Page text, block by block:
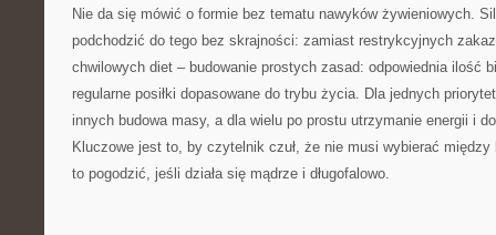
Nie da się mówić o formie bez tematu nawyków żywieniowych.
podchodzić do tego bez skrajności: zamiast restrykcyjnych
chwilowych diet – budowanie prostych zasad: odpowiednia ilość
regularne posiłki dopasowane do trybu życia. Dla jednych
innych budowa masy, a dla wielu po prostu utrzymanie energii i
Kluczowe jest to, by czytelnik czuł, że nie musi wybierać
to pogodzić, jeśli działa się mądrze i długofalowo.